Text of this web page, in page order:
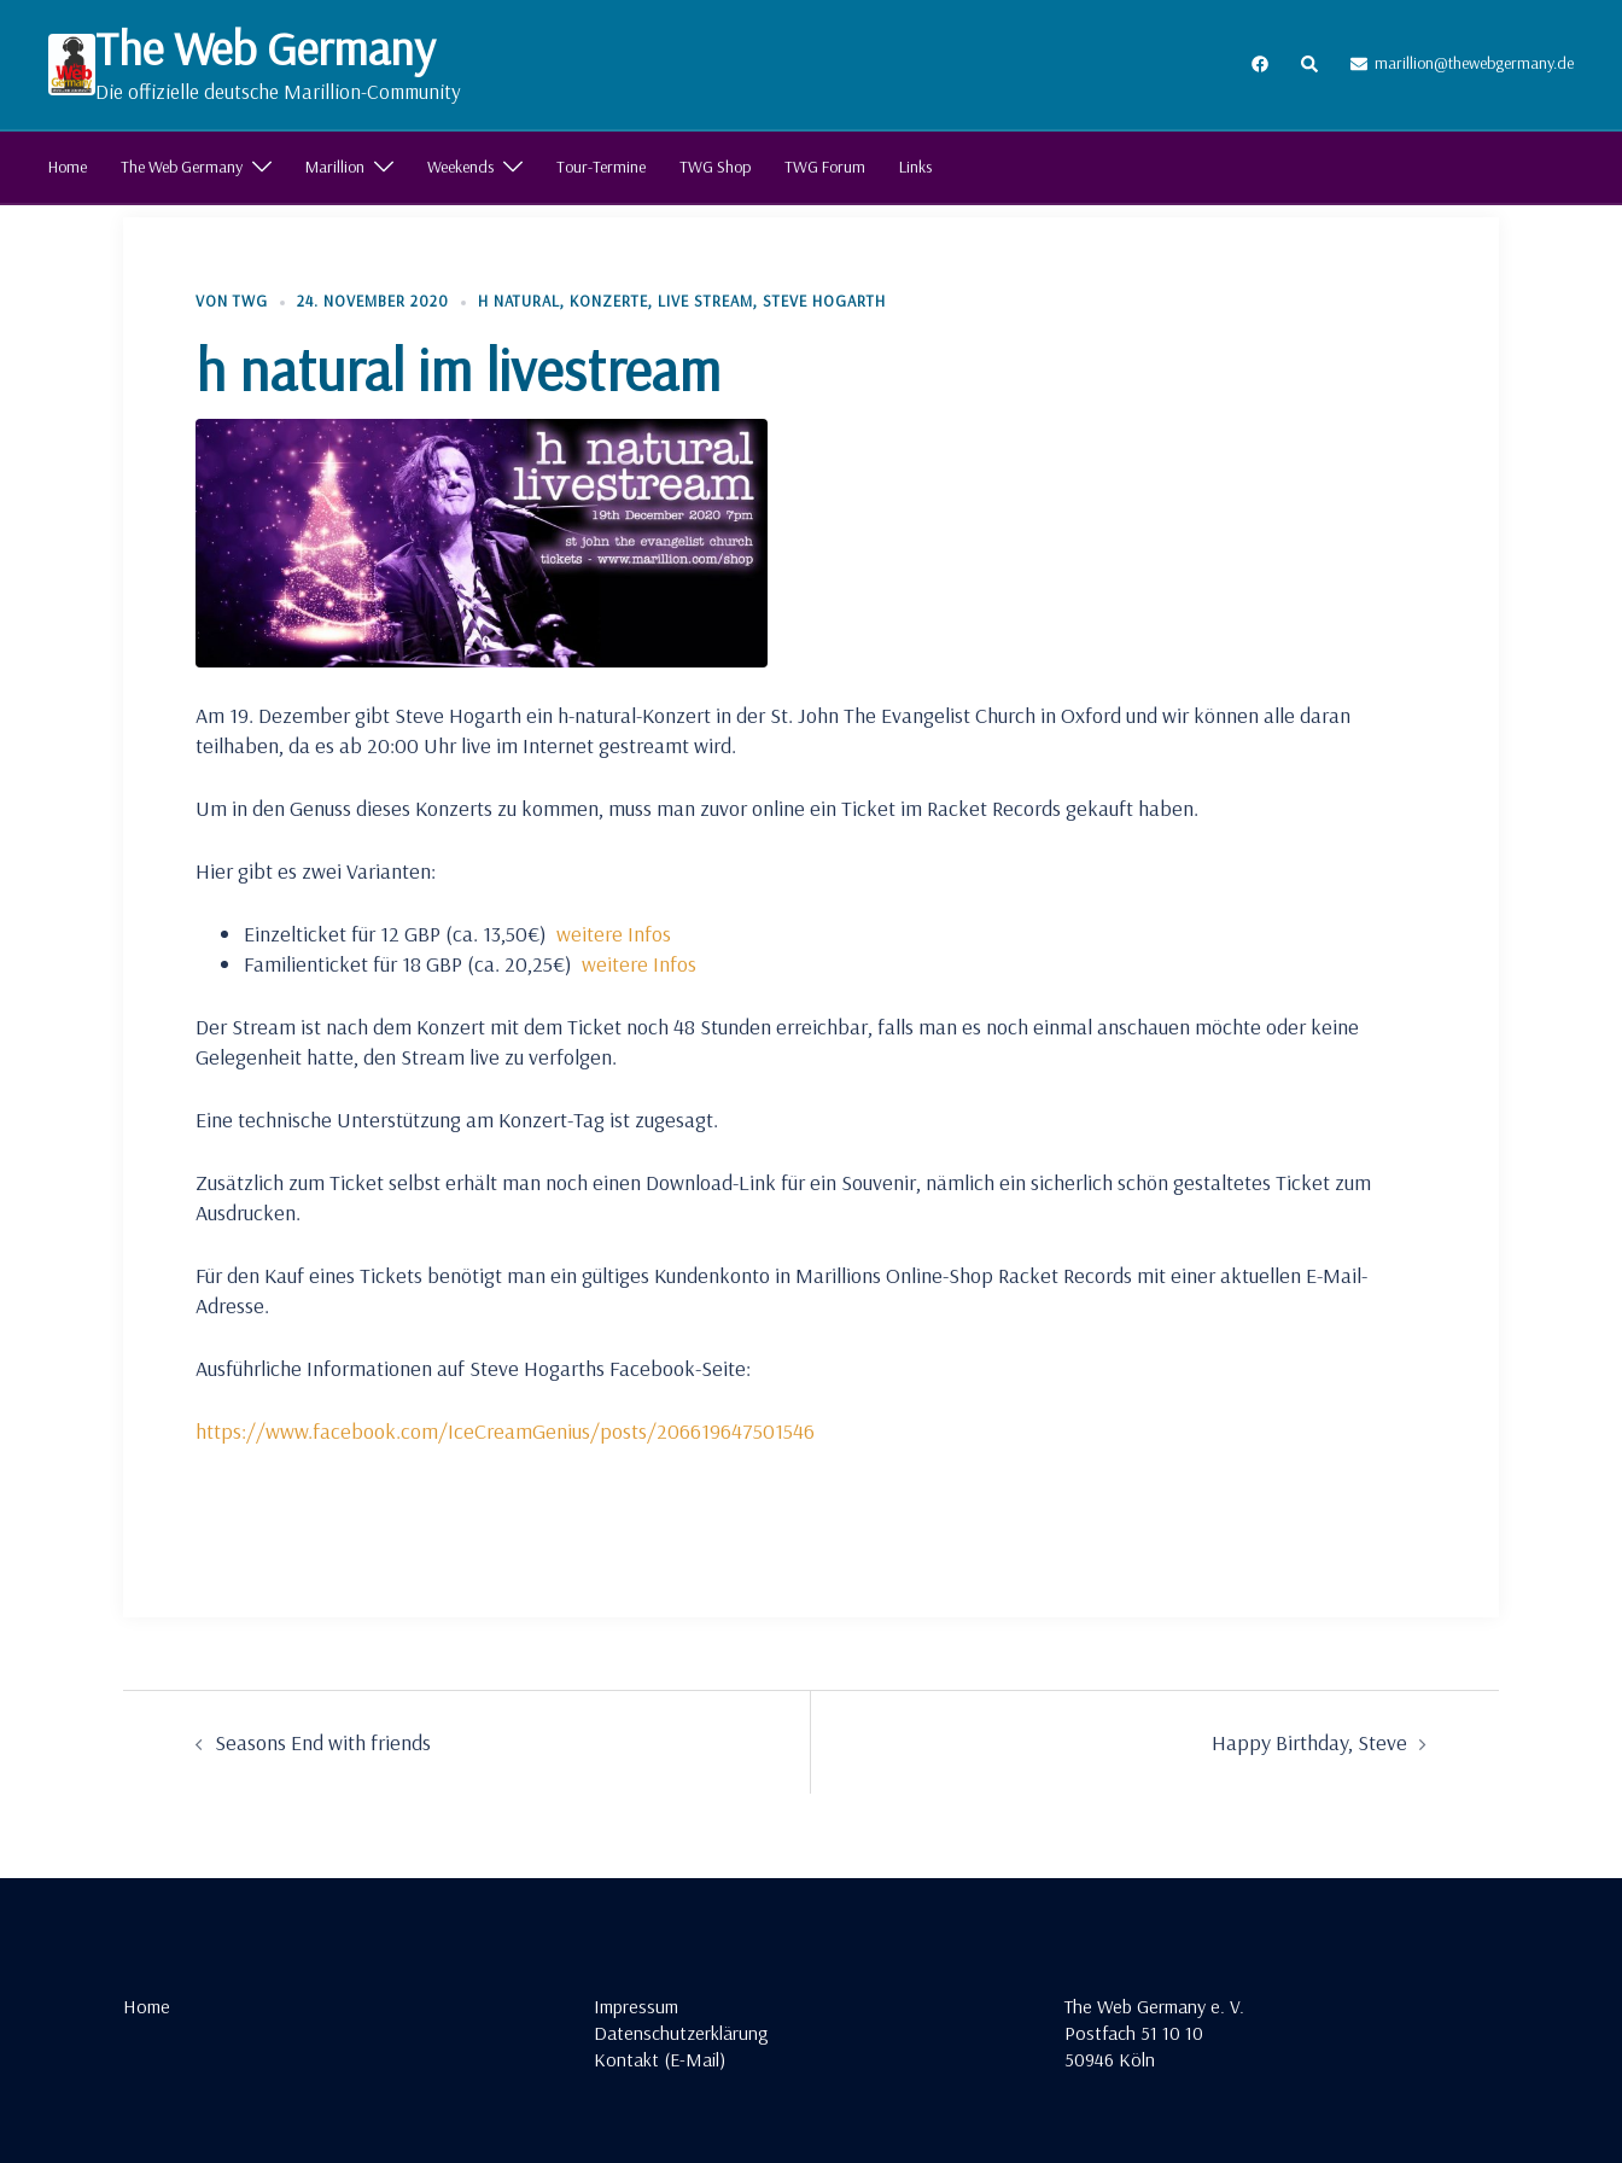
Inhalt
springen
The Web Germany
Die offizielle deutsche Marillion-Community
Suche marillion@thewebgermany.de
Home The Web Germany Marillion Weekends Tour-Termine TWG Shop TWG Forum Links
VONTWG 24. NOVEMBER 2020 H NATURAL, KONZERTE, LIVE STREAM, STEVE HOGARTH
h natural im livestream
Am 19. Dezember gibt Steve Hogarth ein h-natural-Konzert in der St. John The Evangelist Church in Oxford und wir können alle daran
teilhaben, da es ab 20:00 Uhr live im Internet gestreamt wird.
Um in den Genuss dieses Konzerts zu kommen, muss man zuvor online ein Ticket im Racket Records gekauft haben.
Hier gibt es zwei Varianten:
Einzelticket für 12 GBP (ca. 13,50€) weitere Infos
Familienticket für 18 GBP (ca. 20,25€) weitere Infos
Der Stream ist nach dem Konzert mit dem Ticket noch 48 Stunden erreichbar, falls man es noch einmal anschauen möchte oder keine
Gelegenheit hatte, den Stream live zu verfolgen.
Eine technische Unterstützung am Konzert-Tag ist zugesagt.
Zusätzlich zum Ticket selbst erhält man noch einen Download-Link für ein Souvenir, nämlich ein sicherlich schön gestaltetes Ticket zum
Ausdrucken.
Für den Kauf eines Tickets benötigt man ein gültiges Kundenkonto in Marillions Online-Shop Racket Records mit einer aktuellen E-Mail-
Adresse.
Ausführliche Informationen auf Steve Hogarths Facebook-Seite:
https://www.facebook.com/IceCreamGenius/posts/206619647501546
Beitragsnavigation
Seasons End with friends Happy Birthday, Steve
Home
Impressum
Datenschutzerklärung
Kontakt (E-Mail)
The Web Germany e. V.
Postfach 51 10 10
50946 Köln